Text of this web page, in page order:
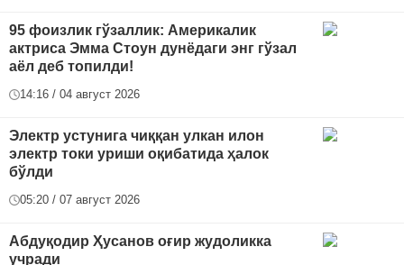
95 фоизлик гўзаллик: Америкалик
актриса Эмма Стоун дунёдаги энг гўзал
аёл деб топилди!
14:16 / 04 август 2026
Электр устунига чиққан улкан илон
электр токи уриши оқибатида ҳалок
бўлди
05:20 / 07 август 2026
Абдуқодир Ҳусанов оғир жудоликка
учради